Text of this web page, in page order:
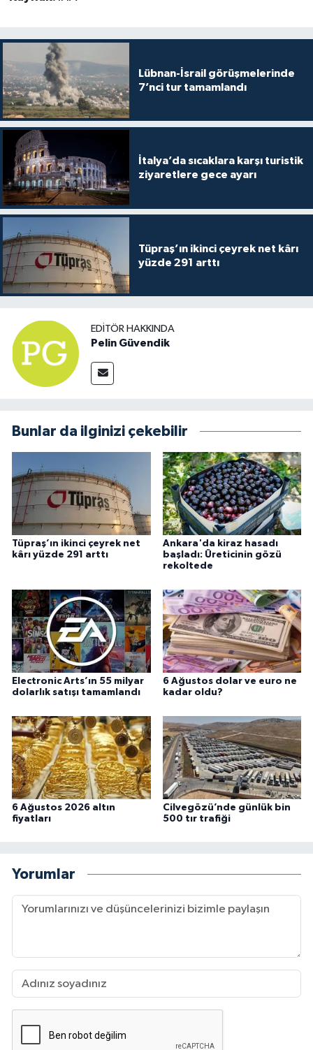
Lübnan-İsrail görüşmelerinde
7’nci tur tamamlandı
İtalya’da sıcaklara karşı turistik
ziyaretlere gece ayarı
Tüpraş’ın ikinci çeyrek net kârı
yüzde 291 arttı
EDITÖR HAKKINDA
Pelin Güvendik
Bunlar da ilginizi çekebilir
Tüpraş’ın ikinci çeyrek net
kârı yüzde 291 arttı
Ankara'da kiraz hasadı
başladı: Üreticinin gözü
rekoltede
Electronic Arts’ın 55 milyar
dolarlık satışı tamamlandı
6 Ağustos dolar ve euro ne
kadar oldu?
6 Ağustos 2026 altın
fiyatları
Cilvegözü’nde günlük bin
500 tır trafiği
Yorumlar